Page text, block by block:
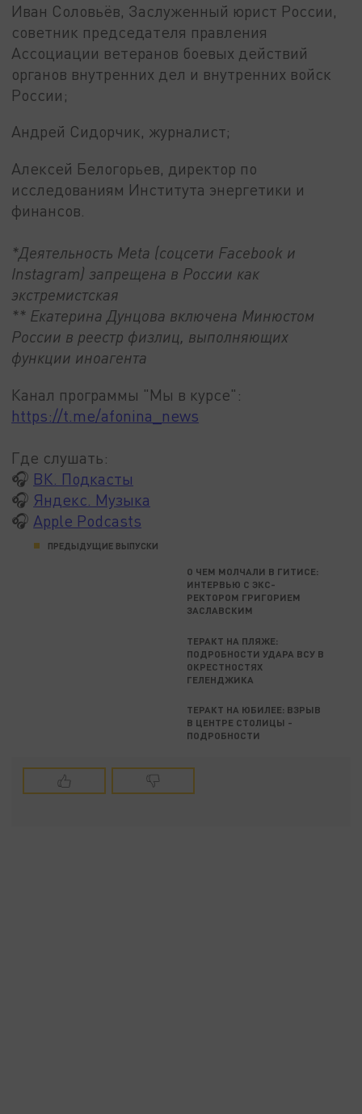
Иван Соловьёв, Заслуженный юрист России,
советник председателя правления
Ассоциации ветеранов боевых действий
органов внутренних дел и внутренних войск
России;
Андрей Сидорчик, журналист;
Алексей Белогорьев, директор по
исследованиям Института энергетики и
финансов.
*Деятельность Meta (соцсети Facebook и
Instagram) запрещена в России как
экстремистская
** Екатерина Дунцова включена Минюстом
России в реестр физлиц, выполняющих
функции иноагента
Канал программы "Мы в курсе":
https://t.me/afonina_news
Где слушать:
🎧 ВК. Подкасты
🎧 Яндекс. Музыка
🎧 Apple Podcasts
ПРЕДЫДУЩИЕ ВЫПУСКИ
О ЧЕМ МОЛЧАЛИ В ГИТИСЕ:
ИНТЕРВЬЮ С ЭКС-
РЕКТОРОМ ГРИГОРИЕМ
ЗАСЛАВСКИМ
ТЕРАКТ НА ПЛЯЖЕ:
ПОДРОБНОСТИ УДАРА ВСУ В
ОКРЕСТНОСТЯХ
ГЕЛЕНДЖИКА
ТЕРАКТ НА ЮБИЛЕЕ: ВЗРЫВ
В ЦЕНТРЕ СТОЛИЦЫ -
ПОДРОБНОСТИ